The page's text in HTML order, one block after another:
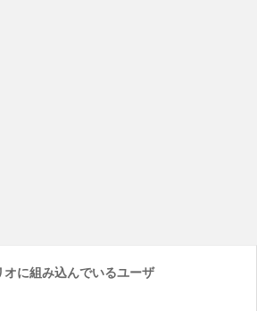
に組み込んでいるユーザ